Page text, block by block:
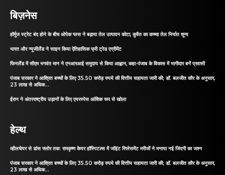
बिज़नेस
हॉर्मुज स्ट्रेट बंद होने के बीच ओपेक प्लस ने बढ़ाया तेल उत्पादन कोटा, कुवैत का कच्चा तेल निर्यात शून्य
भारत और न्यूजीलैंड ने साइन किया ऐतिहासिक फ्री ट्रेड एग्रीमेंट
फिनलैंड में सीएम भगवंत मान ने एनआरआई समुदाय से किया आह्वान, कहा-पंजाब के विकास में भागीदार बनें प्रवासी
पंजाब सरकार ने आश्रित बच्चों के लिए 35.50 करोड़ रुपये की वित्तीय सहायता जारी की; डॉ. बलजीत कौर के अनुसार,
23 लाख से अधिक...
ईरान ने अंतरराष्ट्रीय उड़ानों के लिए एयरस्पेस आंशिक रूप से खोला
हेल्थ
व्हीलचेयर से डांस फ्लोर तक: रामकृष्ण केयर हॉस्पिटल्स में जॉइंट रिप्लेसमेंट मरीजों ने मनाया नई जिंदगी का जश्न
पंजाब सरकार ने आश्रित बच्चों के लिए 35.50 करोड़ रुपये की वित्तीय सहायता जारी की; डॉ. बलजीत कौर के अनुसार,
23 लाख से अधिक...